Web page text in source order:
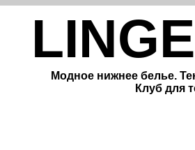
Модное нижнее белье.
Клуб для